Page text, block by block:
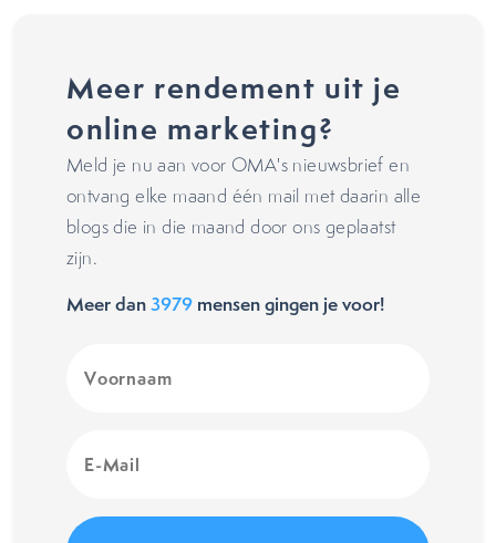
Meer rendement uit je
online marketing?
Meld je nu aan voor OMA's nieuwsbrief en
ontvang elke maand één mail met daarin alle
blogs die in die maand door ons geplaatst
zijn.
Meer dan3979 mensen gingen je voor!
(Vereist)
Mail